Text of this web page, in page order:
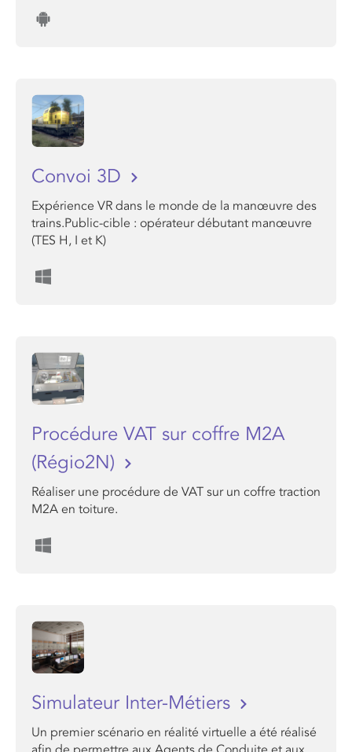
Convoi 3D
Expérience VR dans le monde de la manœuvre des
trains.Public-cible : opérateur débutant manœuvre
(TES H, I et K)
Procédure VAT sur coffre M2A
(Régio2N)
Réaliser une procédure de VAT sur un coffre traction
M2A en toiture.
Simulateur Inter-Métiers
Un premier scénario en réalité virtuelle a été réalisé